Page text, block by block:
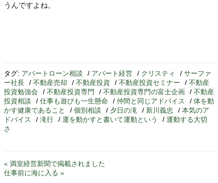
うんですよね。
タグ: アパートローン相談 / アパート経営 / クリスティ / サーファ
ー社長
/ 不動産売却 / 不動産投資 / 不動産投資セミナー / 不動産
投資勉強会
/ 不動産投資専門 / 不動産投資専門の富士企画 / 不動産
投資相談
/ 仕事も遊びも一生懸命 / 仲間と同じアドバイス / 体を動
かす健康であること
/ 個別相談 / 夕日の滝 / 新川義忠 / 本気のア
ドバイス
/ 滝行 / 運を動かすと書いて運動という / 運動する大切
さ
« 満室経営新聞で掲載されました
仕事前に海に入る »